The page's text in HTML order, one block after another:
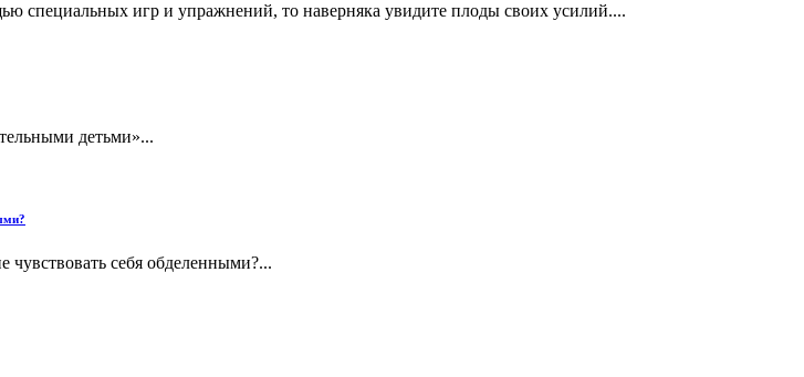
специальных игр и упражнений, то наверняка увидите плоды своих усилий....
детьми»...
чувствовать себя обделенными?...